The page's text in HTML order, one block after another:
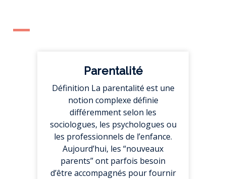
Parentalité
Définition La parentalité est une
notion complexe définie
différemment selon les
sociologues, les psychologues ou
les professionnels de l’enfance.
Aujourd’hui, les “nouveaux
parents” ont parfois besoin
d’être accompagnés pour fournir